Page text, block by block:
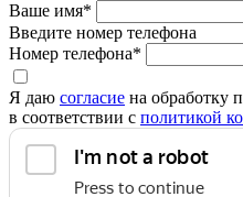
Ваше имя*
Введите номер телефона
Номер телефона*
Я даю согласие на обработку
в соответствии с политикой